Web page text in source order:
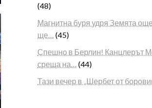
(48)
Магнитна буря удря Земята
ще…
(45)
Спешно в Берлин! Канцлерът
среща на…
(44)
Тази вечер в „Шербет от